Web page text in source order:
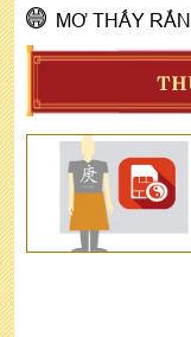
MƠ THẤY RẮN